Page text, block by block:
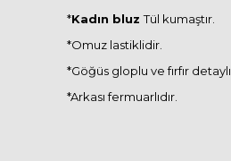
*Kadın bluzTül kumaştır.
*Omuz lastiklidir.
*Göğüs gloplu ve fırfır detaylı
*Arkası fermuarlıdır.